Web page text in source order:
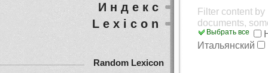
Filter content
documents,
Выбрать все
Итальянский
Индекс
Lexicon
Random Lexicon